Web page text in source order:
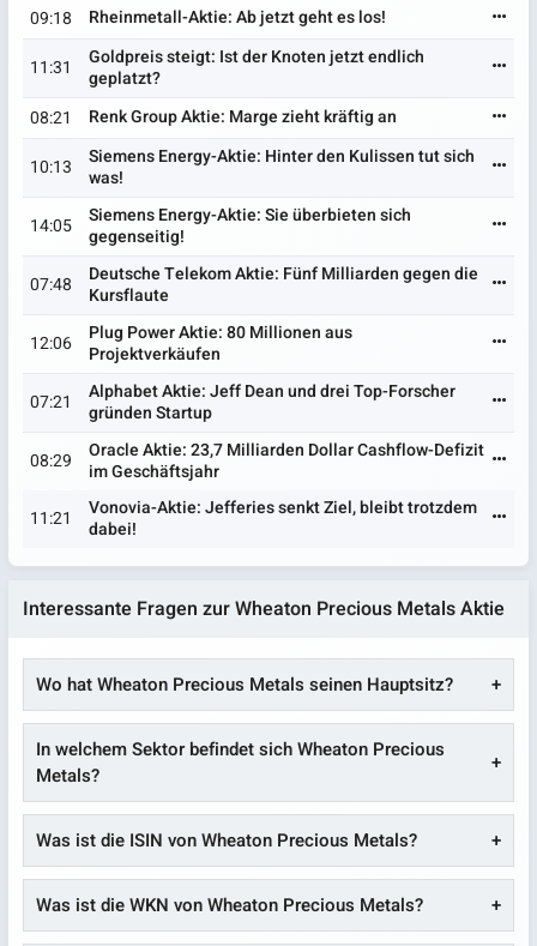
09:18
Rheinmetall-Aktie: Ab jetzt geht es los!
11:31
Goldpreis steigt: Ist der Knoten jetzt endlich
geplatzt?
08:21
Renk Group Aktie: Marge zieht kräftig an
10:13
Siemens Energy-Aktie: Hinter den Kulissen tut sich
was!
14:05
Siemens Energy-Aktie: Sie überbieten sich
gegenseitig!
07:48
Deutsche Telekom Aktie: Fünf Milliarden gegen die
Kursflaute
12:06
Plug Power Aktie: 80 Millionen aus
Projektverkäufen
07:21
Alphabet Aktie: Jeff Dean und drei Top-Forscher
gründen Startup
08:29
Oracle Aktie: 23,7 Milliarden Dollar Cashflow-Defizit
im Geschäftsjahr
11:21
Vonovia-Aktie: Jefferies senkt Ziel, bleibt trotzdem
dabei!
Interessante Fragen zur Wheaton Precious Metals Aktie
Wo hat Wheaton Precious Metals seinen Hauptsitz?
In welchem Sektor befindet sich Wheaton Precious
Metals?
Was ist die ISIN von Wheaton Precious Metals?
Was ist die WKN von Wheaton Precious Metals?